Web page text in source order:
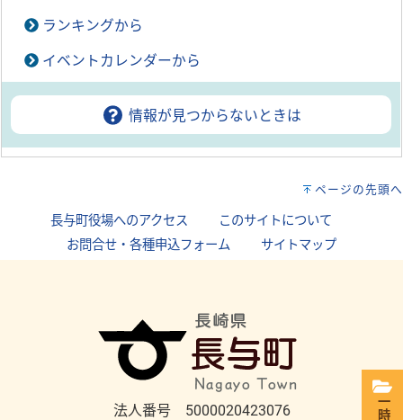
ランキングから
イベントカレンダーから
情報が見つからないときは
ページの先頭へ
長与町役場へのアクセス このサイトについて
お問合せ・各種申込フォーム
サイトマップ
法人番号 5000020423076